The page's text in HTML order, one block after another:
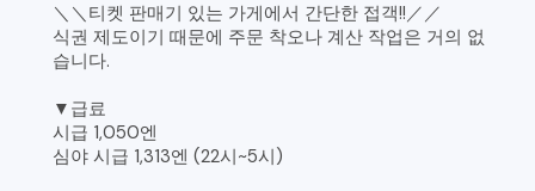
＼＼티켓 판매기 있는 가게에서 간단한 접객!!／／
식권 제도이기 때문에 주문 착오나 계산 작업은 거의 없
습니다.
▼급료
시급 1,050엔
심야 시급 1,313엔 (22시~5시)